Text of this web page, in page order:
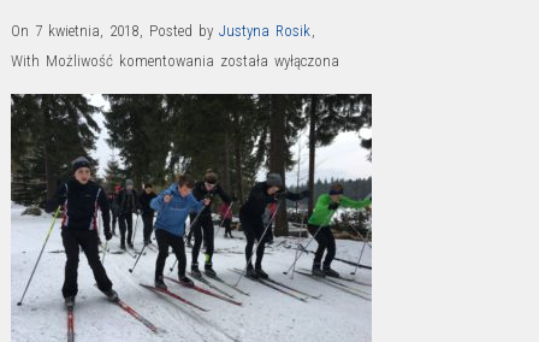
On 7 kwietnia, 2018, Posted by Justyna Rosik,
With Możliwość komentowania Untitled
została wyłączona